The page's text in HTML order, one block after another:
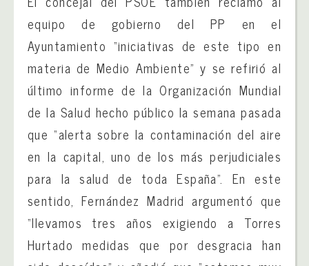
equipo de gobierno del PP en el
Ayuntamiento “iniciativas de este tipo en
materia de Medio Ambiente” y se refirió al
último informe de la Organización Mundial
de la Salud hecho público la semana pasada
que “alerta sobre la contaminación del aire
en la capital, uno de los más perjudiciales
para la salud de toda España”. En este
sentido, Fernández Madrid argumentó que
“llevamos tres años exigiendo a Torres
Hurtado medidas que por desgracia han